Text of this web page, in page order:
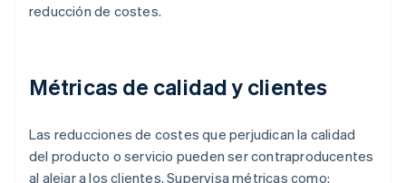
reducción de costes.
Métricas de calidad y clientes
Las reducciones de costes que perjudican la calidad
del producto o servicio pueden ser contraproducentes
al alejar a los clientes. Supervisa métricas como: